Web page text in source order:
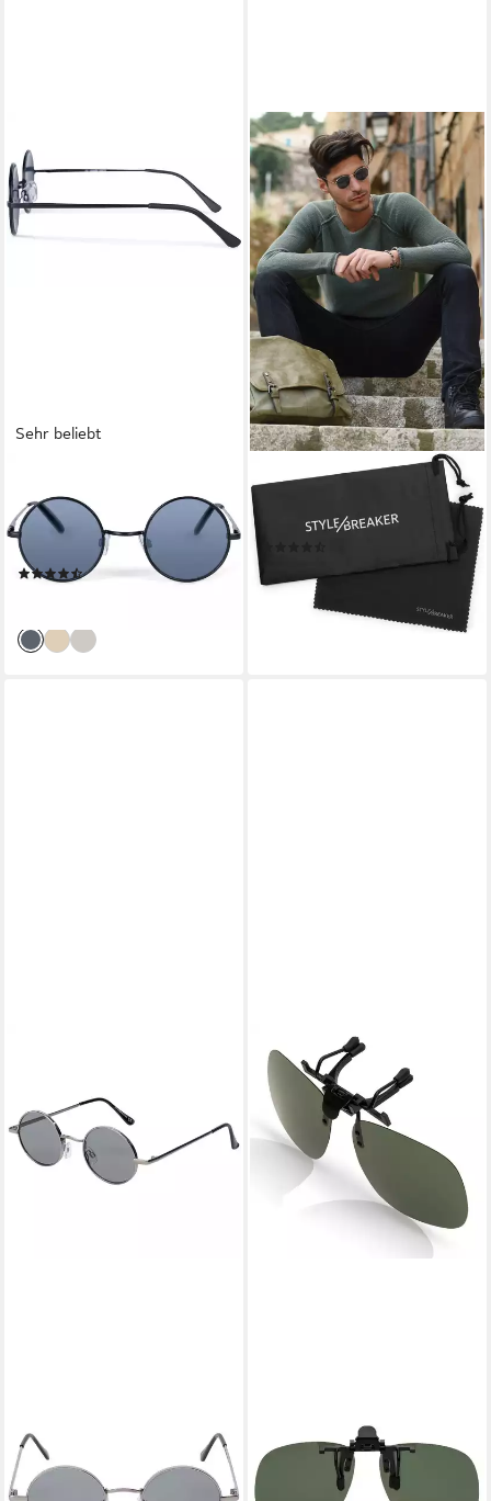
Sehr beliebt
Sonnenbrille Retro
Sonnenbrille Klein Rund mit
Federscharnier (1-St)
(25)
STYLEBREAKER
Pantobrille rund (1-St)
lieferbar - in 2-3 Werktagen bei dir